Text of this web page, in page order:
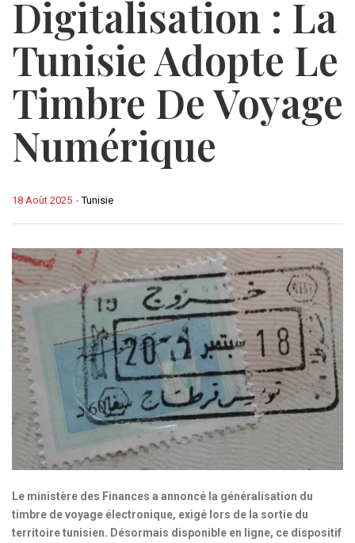
Digitalisation : La
Tunisie Adopte Le
Timbre De Voyage
Numérique
-Tunisie
18 Août 2025
Le ministère des Finances a annoncé la généralisation du
timbre de voyage électronique, exigé lors de la sortie du
territoire tunisien. Désormais disponible en ligne, ce dispositif